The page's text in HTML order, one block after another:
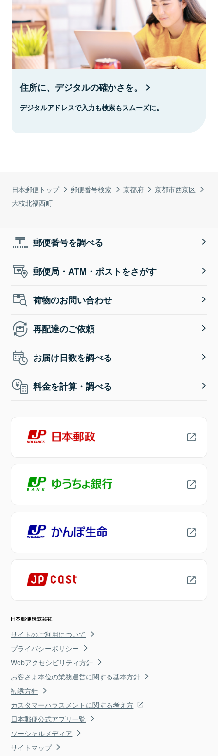
日本郵便トップ 郵便番号検索 京都府
京都市西京区
大枝北福西町
住所に、デジタルの確かさを。
デジタルアドレスで入力も検索もスムーズに。
郵便番号を調べる
郵便局・ATM・ポストをさがす
荷物のお問い合わせ
再配達のご依頼
お届け日数を調べる
料金を計算・調べる
サイトのご利用について
プライバシーポリシー
Webアクセシビリティ方針
お客さま本位の業務運営に関する基本方針
勧誘方針
カスタマーハラスメントに関する考え方
日本郵便公式アプリ一覧
ソーシャルメディア
サイトマップ